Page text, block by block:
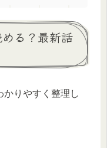
る？最新話
かりやすく整理し